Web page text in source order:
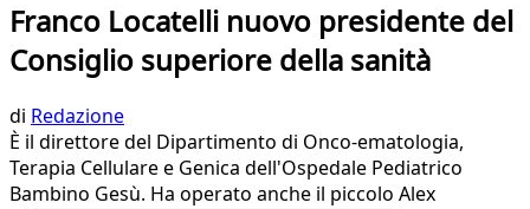
Franco Locatelli nuovo presidente del
Consiglio superiore della sanità
di Redazione
È il direttore del Dipartimento di Onco-ematologia,
Terapia Cellulare e Genica dell'Ospedale Pediatrico
Bambino Gesù. Ha operato anche il piccolo Alex